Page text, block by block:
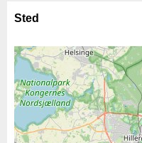
Sted